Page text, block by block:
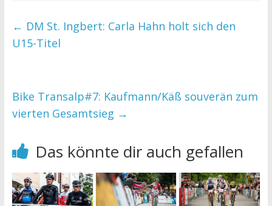
← DM St. Ingbert: Carla Hahn holt sich den
U15-Titel
Bike Transalp#7: Kaufmann/Käß souverän zum
vierten Gesamtsieg →
Das könnte dir auch gefallen